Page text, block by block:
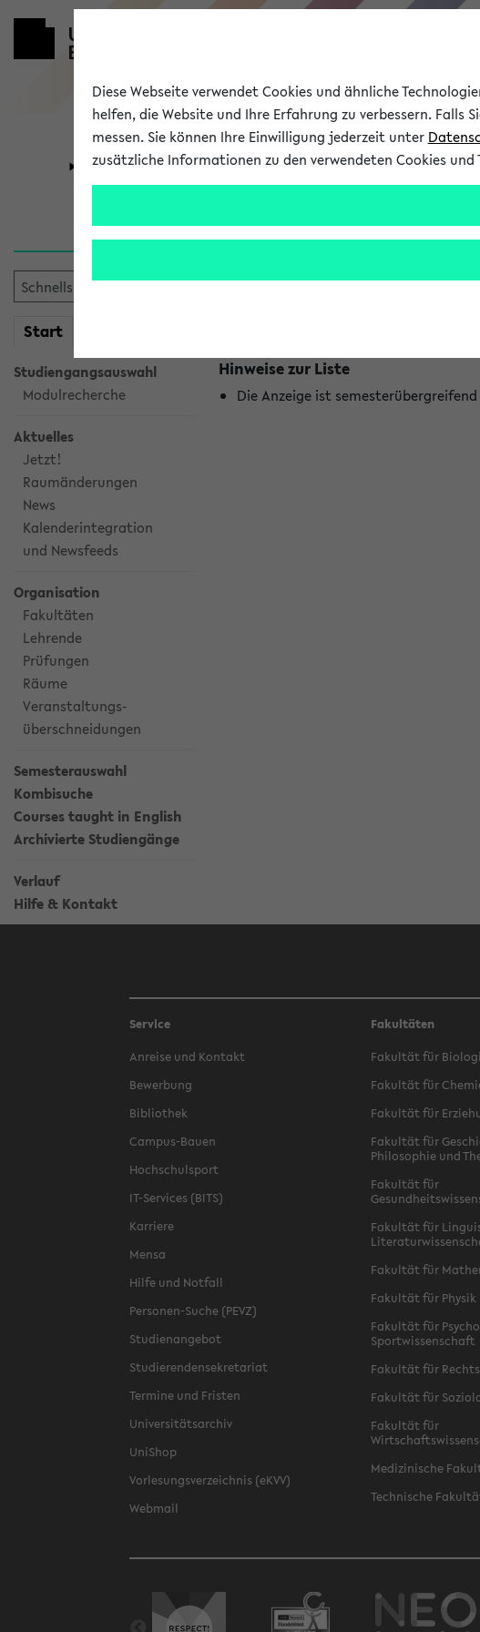
Universität Forschung
Start
Studiengangsauswahl
Modulrecherche
Aktuelles
Jetzt!
Raumänderungen
News
Kalenderintegration
und Newsfeeds
Organisation
Fakultäten
Lehrende
Prüfungen
Räume
Veranstaltungs-
überschneidungen
Semesterauswahl
Kombisuche
Courses taught in English
Archivierte Studiengänge
Verlauf
Hilfe & Kontakt
Jetzt und in
Hinweise zur Liste
Die Anzeige ist
Service
Anreise und Kontakt
Bewerbung
Bibliothek
Campus-Bauen
Hochschulsport
IT-Services (BITS)
Karriere
Mensa
Hilfe und Notfall
Personen-Suche (PEVZ)
Studienangebot
Studierendensekretariat
Termine und Fristen
Universitätsarchiv
UniShop
Vorlesungsverzeichnis (eKVV)
Webmail
Fakultäten
Fakultät für
Fakultät für
Fakultät für
Fakultät für
Philosophie und
Fakultät für
Fakultät für
Fakultät für
Fakultät für Physik
Fakultät für
Sportwissenschaft
Fakultät für
Fakultät für
Fakultät für
Medizinische
Technische
Diese Webseite verwendet Cookies und ähnliche
helfen, die Website und Ihre Erfahrung zu verbessern.
messen. Sie können Ihre Einwilligung jederzeit unter
zusätzliche Informationen zu den verwendeten Cookies und